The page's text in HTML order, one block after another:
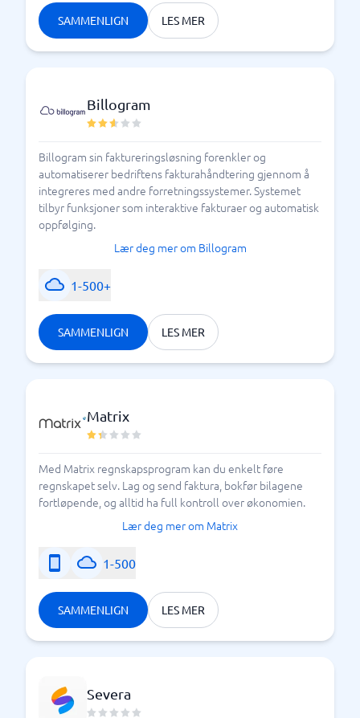
SAMMENLIGN LES MER
Billogram
Billogram sin faktureringsløsning forenkler og
automatiserer bedriftens fakturahåndtering gjennom å
integreres med andre forretningssystemer. Systemet
tilbyr funksjoner som interaktive fakturaer og automatisk
oppfølging.
Lær deg mer om Billogram
1-500+
SAMMENLIGN LES MER
Matrix
Med Matrix regnskapsprogram kan du enkelt føre
regnskapet selv. Lag og send faktura, bokfør bilagene
fortløpende, og alltid ha full kontroll over økonomien.
Lær deg mer om Matrix
1-500
SAMMENLIGN LES MER
Severa